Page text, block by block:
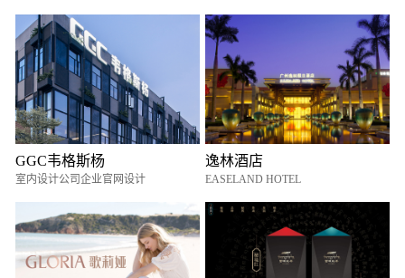
GGC韦格斯杨
室内设计公司企业官网设计
逸林酒店
EASELAND HOTEL